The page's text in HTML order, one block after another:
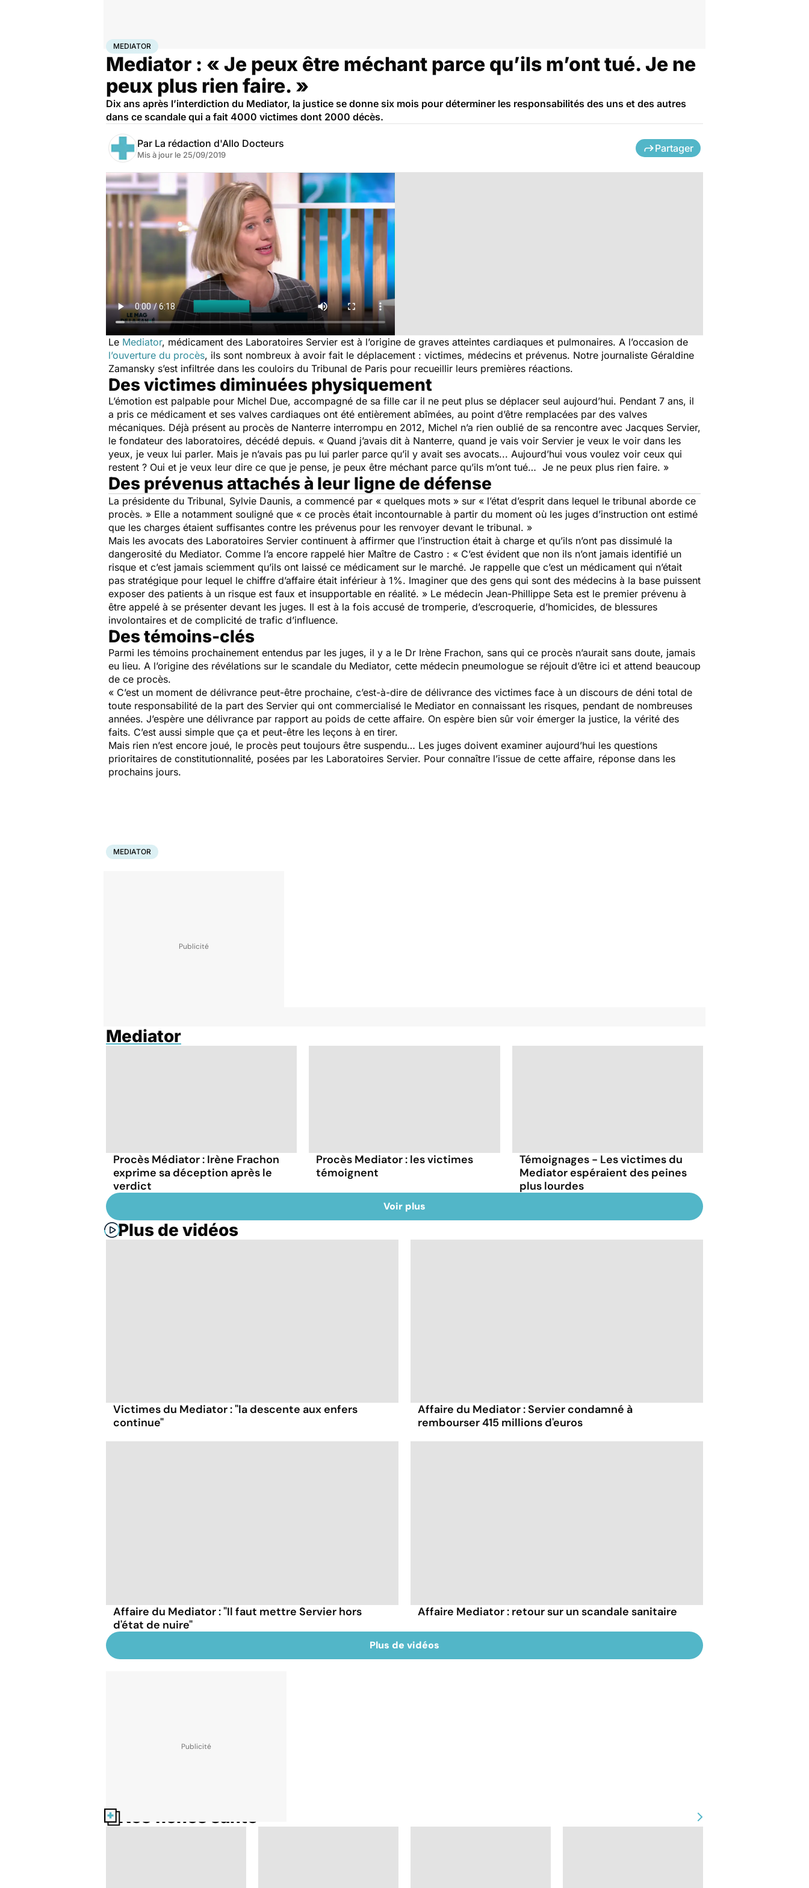
AccueilSanté Mediator
MEDIATOR
Mediator : « Je peux être méchant parce qu’ils m’ont tué. Je ne
peux plus rien faire. »
Dix ans après l’interdiction du Mediator, la justice se donne six mois pour déterminer les responsabilités des uns et des autres
dans ce scandale qui a fait 4000 victimes dont 2000 décès.
Par La rédaction d'Allo Docteurs
Mis à jour le 25/09/2019
Partager
Le Mediator, médicament des Laboratoires Servier est à l’origine de graves atteintes cardiaques et pulmonaires. A l’occasion de
l’ouverture du procès, ils sont nombreux à avoir fait le déplacement : victimes, médecins et prévenus. Notre journaliste Géraldine
Zamansky s’est infiltrée dans les couloirs du Tribunal de Paris pour recueillir leurs premières réactions.
Des victimes diminuées physiquement
L’émotion est palpable pour Michel Due, accompagné de sa fille car il ne peut plus se déplacer seul aujourd’hui. Pendant 7 ans, il
a pris ce médicament et ses valves cardiaques ont été entièrement abîmées, au point d’être remplacées par des valves
mécaniques. Déjà présent au procès de Nanterre interrompu en 2012, Michel n’a rien oublié de sa rencontre avec Jacques Servier,
le fondateur des laboratoires, décédé depuis. « Quand j’avais dit à Nanterre, quand je vais voir Servier je veux le voir dans les
yeux, je veux lui parler. Mais je n’avais pas pu lui parler parce qu’il y avait ses avocats... Aujourd’hui vous voulez voir ceux qui
restent ? Oui et je veux leur dire ce que je pense, je peux être méchant parce qu’ils m’ont tué… Je ne peux plus rien faire. »
Des prévenus attachés à leur ligne de défense
La présidente du Tribunal, Sylvie Daunis, a commencé par « quelques mots » sur « l’état d’esprit dans lequel le tribunal aborde ce
procès. » Elle a notamment souligné que « ce procès était incontournable à partir du moment où les juges d’instruction ont estimé
que les charges étaient suffisantes contre les prévenus pour les renvoyer devant le tribunal. »
Mais les avocats des Laboratoires Servier continuent à affirmer que l’instruction était à charge et qu’ils n’ont pas dissimulé la
dangerosité du Mediator. Comme l’a encore rappelé hier Maître de Castro : « C’est évident que non ils n’ont jamais identifié un
risque et c’est jamais sciemment qu’ils ont laissé ce médicament sur le marché. Je rappelle que c’est un médicament qui n’était
pas stratégique pour lequel le chiffre d’affaire était inférieur à 1%. Imaginer que des gens qui sont des médecins à la base puissent
exposer des patients à un risque est faux et insupportable en réalité. » Le médecin Jean-Phillippe Seta est le premier prévenu à
être appelé à se présenter devant les juges. Il est à la fois accusé de tromperie, d’escroquerie, d’homicides, de blessures
involontaires et de complicité de trafic d’influence.
Des témoins-clés
Parmi les témoins prochainement entendus par les juges, il y a le Dr Irène Frachon, sans qui ce procès n’aurait sans doute, jamais
eu lieu. A l’origine des révélations sur le scandale du Mediator, cette médecin pneumologue se réjouit d’être ici et attend beaucoup
de ce procès.
« C’est un moment de délivrance peut-être prochaine, c’est-à-dire de délivrance des victimes face à un discours de déni total de
toute responsabilité de la part des Servier qui ont commercialisé le Mediator en connaissant les risques, pendant de nombreuses
années. J’espère une délivrance par rapport au poids de cette affaire. On espère bien sûr voir émerger la justice, la vérité des
faits. C’est aussi simple que ça et peut-être les leçons à en tirer.
Mais rien n’est encore joué, le procès peut toujours être suspendu… Les juges doivent examiner aujourd’hui les questions
prioritaires de constitutionnalité, posées par les Laboratoires Servier. Pour connaître l’issue de cette affaire, réponse dans les
prochains jours.
MEDIATOR
Mediator
Procès Médiator : Irène Frachon
exprime sa déception après le
verdict
Procès Mediator : les victimes
témoignent
Témoignages - Les victimes du
Mediator espéraient des peines
plus lourdes
Voir plus
Plus de vidéos
Victimes du Mediator : "la descente aux enfers
continue"
Affaire du Mediator : Servier condamné à
rembourser 415 millions d'euros
Affaire du Mediator : "Il faut mettre Servier hors
d'état de nuire"
Affaire Mediator : retour sur un scandale sanitaire
Plus de vidéos
Nos fiches santé